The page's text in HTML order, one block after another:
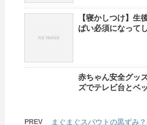
【寝かしつけ】生
ぱい必須になって
赤ちゃん安全グッ
ズでテレビ台とベ
PREV まぐまぐスパウトの黒ずみ？